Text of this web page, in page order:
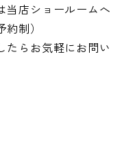
店ショールームへ
制）
らお気軽にお問い